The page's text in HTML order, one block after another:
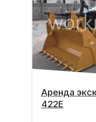
Аренда
422E